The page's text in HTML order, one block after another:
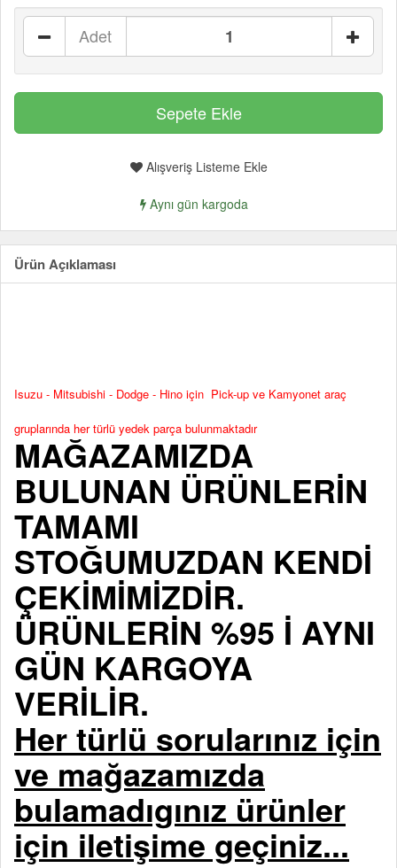
Adet
Alışveriş Listeme Ekle
Aynı gün kargoda
Ürün Açıklaması
Isuzu - Mitsubishi - Dodge - Hino için Pick-up ve Kamyonet araç
gruplarında her türlü yedek parça bulunmaktadır
MAĞAZAMIZDA
BULUNAN ÜRÜNLERİN
TAMAMI
STOĞUMUZDAN KENDİ
ÇEKİMİMİZDİR.
ÜRÜNLERİN %95 İ AYNI
GÜN KARGOYA
VERİLİR.
Her türlü sorularınız için
ve mağazamızda
bulamadıgınız ürünler
için iletişime geçiniz...